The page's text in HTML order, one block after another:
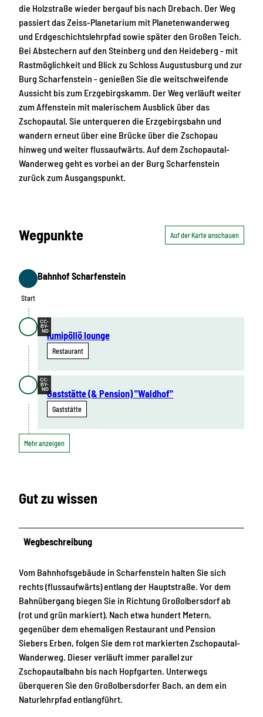
die Holzstraße wieder bergauf bis nach Drebach. Der Weg
passiert das Zeiss-Planetarium mit Planetenwanderweg
und Erdgeschichtslehrpfad sowie später den Großen Teich.
Bei Abstechern auf den Steinberg und den Heideberg - mit
Rastmöglichkeit und Blick zu Schloss Augustusburg und zur
Burg Scharfenstein - genießen Sie die weitschweifende
Aussicht bis zum Erzgebirgskamm. Der Weg verläuft weiter
zum Affenstein mit malerischem Ausblick über das
Zschopautal. Sie unterqueren die Erzgebirgsbahn und
wandern erneut über eine Brücke über die Zschopau
hinweg und weiter flussaufwärts. Auf dem Zschopautal-
Wanderweg geht es vorbei an der Burg Scharfenstein
zurück zum Ausgangspunkt.
Wegpunkte Auf der Karte anschauen
Start
Start
Bahnhof Scharfenstein
CC-
BY-
NDlumipöllö lounge
Restaurant
CC-
BY-
NDGaststätte (& Pension) "Waldhof"
Gaststätte
Mehr anzeigen
Gut zu wissen
Wegbeschreibung
Vom Bahnhofsgebäude in Scharfenstein halten Sie sich
rechts (flussaufwärts) entlang der Hauptstraße. Vor dem
Bahnübergang biegen Sie in Richtung Großolbersdorf ab
(rot und grün markiert). Nach etwa hundert Metern,
gegenüber dem ehemaligen Restaurant und Pension
Siebers Erben, folgen Sie dem rot markierten Zschopautal-
Wanderweg. Dieser verläuft immer parallel zur
Zschopautalbahn bis nach Hopfgarten. Unterwegs
überqueren Sie den Großolbersdorfer Bach, an dem ein
Naturlehrpfad entlangführt.